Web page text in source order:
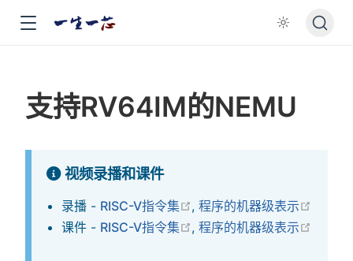
支持RV64IM的NEMU
视频录播和课件
录播 - RISC-V指令集 在新窗口中打开
,程序的机器级表示
课件 - RISC-V指令集 在新窗口中打开
,程序的机器级表示